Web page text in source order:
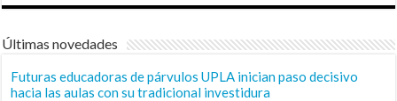
Últimas novedades
Futuras educadoras de párvulos UPLA inician paso decisivo
hacia las aulas con su tradicional investidura